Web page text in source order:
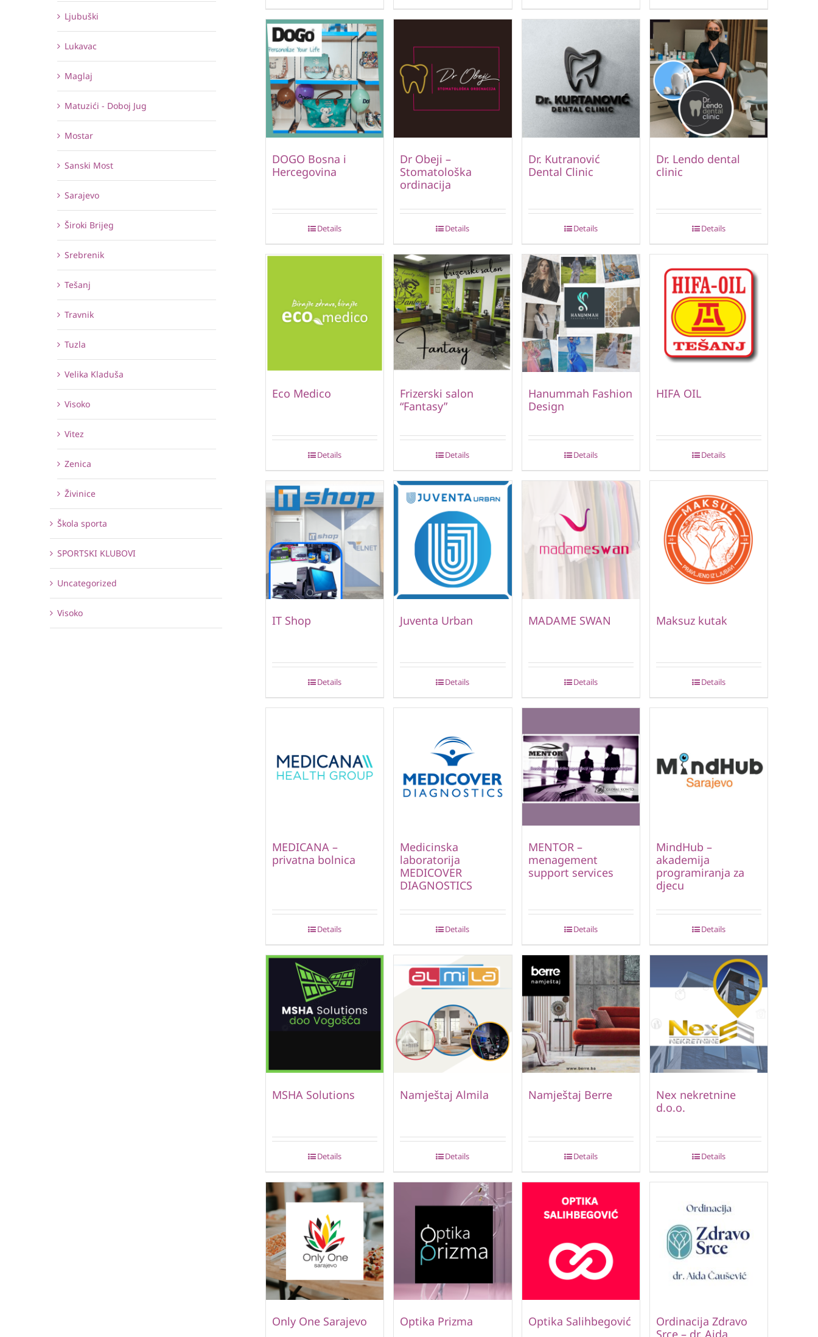
DOGO Bosna i
Hercegovina
Details
Dr Obeji –
Stomatološka
ordinacija
Details
Dr. Kutranović
Dental Clinic
Details
Dr. Lendo dental
clinic
Details
Eco Medico
Details
Frizerski salon
“Fantasy”
Details
Hanummah Fashion
Design
Details
HIFA OIL
Details
IT Shop
Details
Juventa Urban
Details
MADAME SWAN
Details
Maksuz kutak
Details
MEDICANA –
privatna bolnica
Details
Medicinska
laboratorija
MEDICOVER
DIAGNOSTICS
Details
MENTOR –
menagement
support services
Details
MindHub –
akademija
programiranja za
djecu
Details
MSHA Solutions
Details
Namještaj Almila
Details
Namještaj Berre
Details
Nex nekretnine
d.o.o.
Details
Only One Sarajevo Optika Prizma Optika Salihbegović
Ordinacija Zdravo
Srce – dr. Aida
Ljubuški
Lukavac
Maglaj
Matuzići - Doboj Jug
Mostar
Sanski Most
Sarajevo
Široki Brijeg
Srebrenik
Tešanj
Travnik
Tuzla
Velika Kladuša
Visoko
Vitez
Zenica
Živinice
Škola sporta
SPORTSKI KLUBOVI
Uncategorized
Visoko